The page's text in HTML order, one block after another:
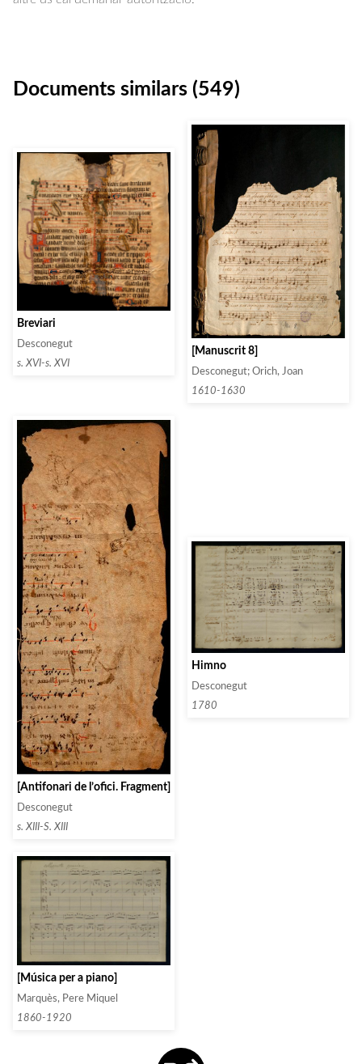
Documents similars (549)
Breviari
Desconegut
s. XVI-s. XVI
[Manuscrit 8]
Desconegut; Orich, Joan
1610-1630
[Antifonari de l’ofici. Fragment]
Desconegut
s. XIII-S. XIII
Himno
Desconegut
1780
[Música per a piano]
Marquès, Pere Miquel
1860-1920